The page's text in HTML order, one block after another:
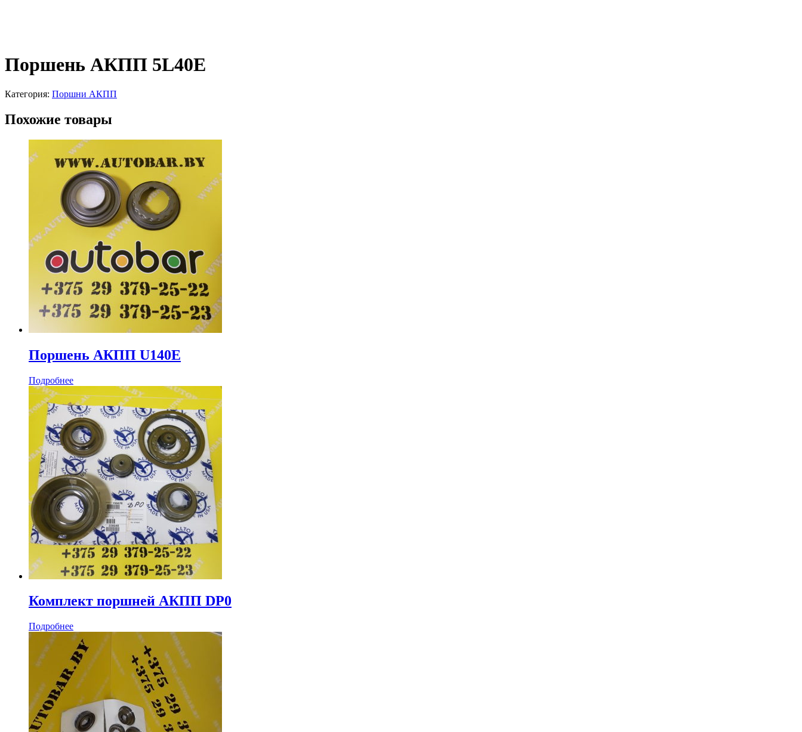
Поршень АКПП 5L40E
Категория: Поршни АКПП
Похожие товары
Поршень АКПП U140E
Подробнее
Комплект поршней АКПП DP0
Подробнее